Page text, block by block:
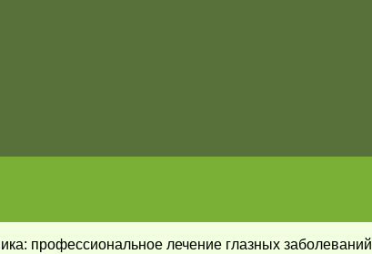
профессиональное лечение глазных заболеваний